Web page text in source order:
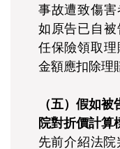
事故遭致傷
如原告已自
任保險領取
金額應扣除理
（五）假如
院對折價計算
先前介紹法院